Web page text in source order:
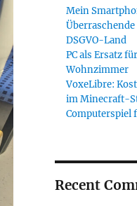
Mein
DSGVO-Land
PC als Ersatz
Wohnzimmer
VoxeLibre:
im Minecraft-
Computerspiel
Recent